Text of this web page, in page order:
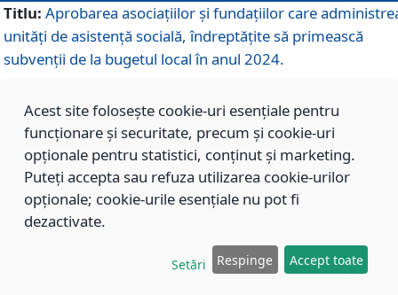
Titlu: Aprobarea asociațiilor şi fundațiilor care
unități de asistenţă socială, îndreptăţite să primească
subvenţii de la bugetul local în anul 2024.
899/21.12.2023
Aprobarea standardelor de cost pentru serviciile
sociale furnizate în cadrul Direcției de Asistență Socială
Brașov, pentru anul 2024.
Modificarea Anexei la H.C.L. nr. 91 din 09.02.2018,
Acest site folosește cookie-uri esențiale pentru
funcționare și securitate, precum și cookie-uri
opționale pentru statistici, conținut și marketing.
Puteți accepta sau refuza utilizarea cookie-urilor
opționale; cookie-urile esențiale nu pot fi
dezactivate.
Setări Respinge Accept toate